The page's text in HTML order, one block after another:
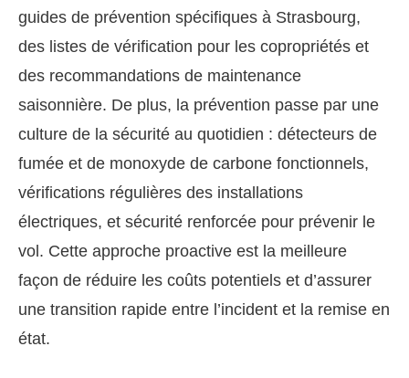
guides de prévention spécifiques à Strasbourg,
des listes de vérification pour les copropriétés et
des recommandations de maintenance
saisonnière. De plus, la prévention passe par une
culture de la sécurité au quotidien : détecteurs de
fumée et de monoxyde de carbone fonctionnels,
vérifications régulières des installations
électriques, et sécurité renforcée pour prévenir le
vol. Cette approche proactive est la meilleure
façon de réduire les coûts potentiels et d’assurer
une transition rapide entre l’incident et la remise en
état.